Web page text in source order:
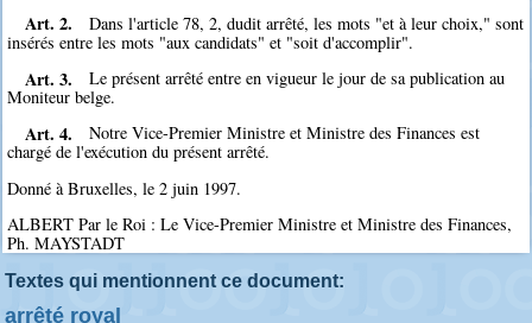
Art. 2.
Dans l'article 78, 2, dudit arrêté, les mots "et à leur choix," sont
insérés entre les mots "aux candidats" et "soit d'accomplir".
Art. 3.
Le présent arrêté entre en vigueur le jour de sa publication au
Moniteur belge.
Art. 4.
Notre Vice-Premier Ministre et Ministre des Finances est
chargé de l'exécution du présent arrêté.
Donné à Bruxelles, le 2 juin 1997.
ALBERT Par le Roi : Le Vice-Premier Ministre et Ministre des Finances,
Ph. MAYSTADT
Textes qui mentionnent ce document:
arrêté royal